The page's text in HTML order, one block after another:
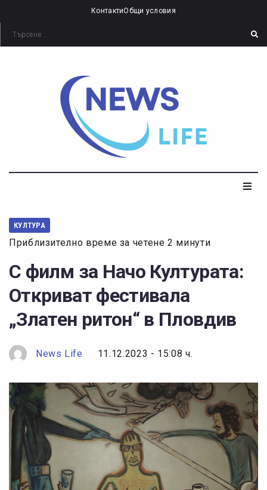
КонтактиОбщи условия
КУЛТУРА
Приблизително време за четене 2 минути
С филм за Начо Културата:
Откриват фестивала
„Златен ритон“ в Пловдив
News Life 11.12.2023 - 15:08 ч.